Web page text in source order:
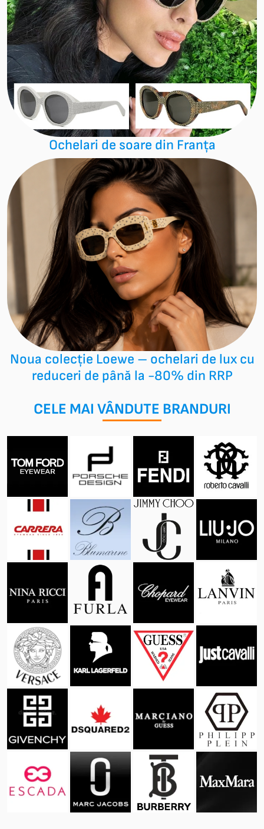
Ochelari de soare din Franța
Noua colecție Loewe – ochelari de lux cu
reduceri de până la -80% din RRP
CELE MAI VÂNDUTE BRANDURI